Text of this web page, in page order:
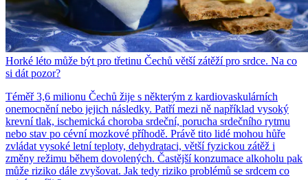
Horké léto může být pro třetinu Čechů větší zátěží pro srdce. Na co
si dát pozor?
Téměř 3,6 milionu Čechů žije s některým z kardiovaskulárních
onemocnění nebo jejich následky. Patří mezi ně například vysoký
krevní tlak, ischemická choroba srdeční, porucha srdečního rytmu
nebo stav po cévní mozkové příhodě. Právě tito lidé mohou hůře
zvládat vysoké letní teploty, dehydrataci, větší fyzickou zátěž i
změny režimu během dovolených. Častější konzumace alkoholu pak
může riziko dále zvyšovat. Jak tedy riziko problémů se srdcem co